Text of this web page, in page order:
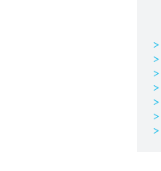
>
>
>
>
>
>
>